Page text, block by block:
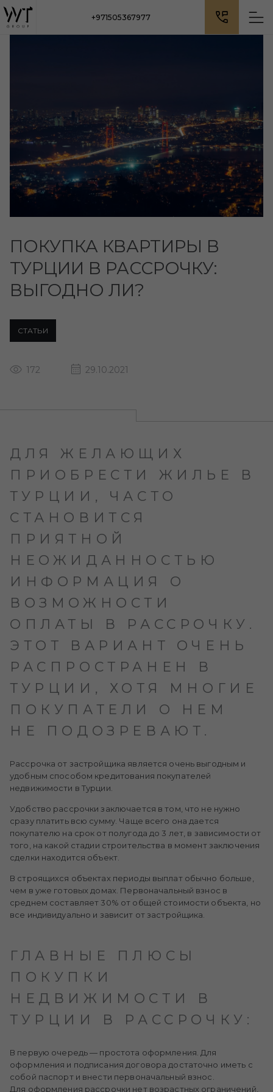
+971505367977
ПОКУПКА КВАРТИРЫ В
ТУРЦИИ В РАССРОЧКУ:
ВЫГОДНО ЛИ?
СТАТЬИ
172 29.10.2021
ДЛЯ ЖЕЛАЮЩИХ
ПРИОБРЕСТИ ЖИЛЬЕ В
ТУРЦИИ, ЧАСТО
СТАНОВИТСЯ
ПРИЯТНОЙ
НЕОЖИДАННОСТЬЮ
ИНФОРМАЦИЯ О
ВОЗМОЖНОСТИ
ОПЛАТЫ В РАССРОЧКУ.
ЭТОТ ВАРИАНТ ОЧЕНЬ
РАСПРОСТРАНЕН В
ТУРЦИИ, ХОТЯ МНОГИЕ
ПОКУПАТЕЛИ О НЕМ
НЕ ПОДОЗРЕВАЮТ.
Рассрочка от застройщика является очень выгодным и
удобным способом кредитования покупателей
недвижимости в Турции.
Удобство рассрочки заключается в том, что не нужно
сразу платить всю сумму. Чаще всего она дается
покупателю на срок от полугода до 3 лет, в зависимости от
того, на какой стадии строительства в момент заключения
сделки находится объект.
В строящихся объектах периоды выплат обычно больше,
чем в уже готовых домах. Первоначальный взнос в
среднем составляет 30% от общей стоимости объекта, но
все индивидуально и зависит от застройщика.
ГЛАВНЫЕ ПЛЮСЫ
ПОКУПКИ
НЕДВИЖИМОСТИ В
ТУРЦИИ В РАССРОЧКУ:
В первую очередь — простота оформления. Для
оформления и подписания договора достаточно иметь с
собой паспорт и внести первоначальный взнос.
Для оформления рассрочки нет возрастных ограничений,